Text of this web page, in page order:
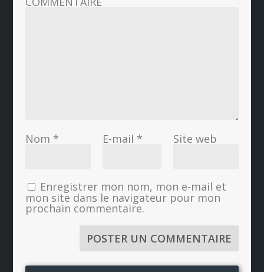
Nom * E-mail * Site web
Enregistrer mon nom, mon e-mail et
mon site dans le navigateur pour mon
prochain commentaire.